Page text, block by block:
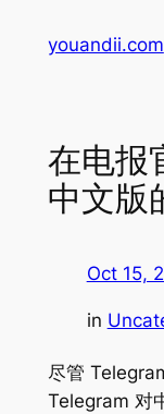
youandii.com
在电报
中文版
Oct 15,
in
尽管
Telegram 对